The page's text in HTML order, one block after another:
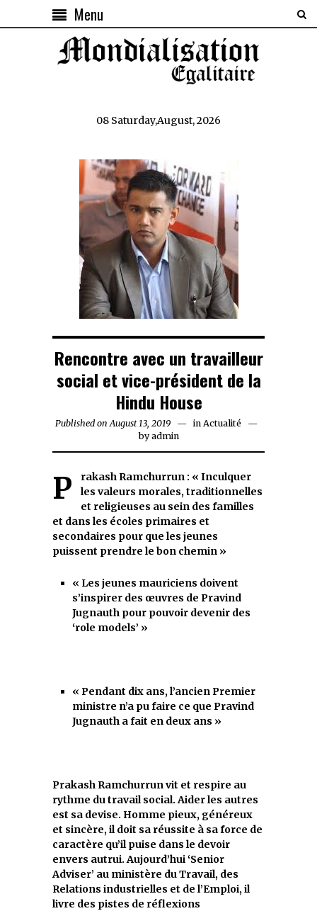
Menu
08 Saturday,August, 2026
Rencontre avec un travailleur
social et vice-président de la
Hindu House
Published on August 13, 2019 in Actualité
byadmin
Prakash Ramchurrun : « Inculquer
les valeurs morales, traditionnelles
et religieuses au sein des familles
et dans les écoles primaires et
secondaires pour que les jeunes
puissent prendre le bon chemin »
« Les jeunes mauriciens doivent
s’inspirer des œuvres de Pravind
Jugnauth pour pouvoir devenir des
‘role models’ »
« Pendant dix ans, l’ancien Premier
ministre n’a pu faire ce que Pravind
Jugnauth a fait en deux ans »
Prakash Ramchurrun vit et respire au
rythme du travail social. Aider les autres
est sa devise. Homme pieux, généreux
et sincère, il doit sa réussite à sa force de
caractère qu’il puise dans le devoir
envers autrui. Aujourd’hui ‘Senior
Adviser’ au ministère du Travail, des
Relations industrielles et de l’Emploi, il
livre des pistes de réflexions